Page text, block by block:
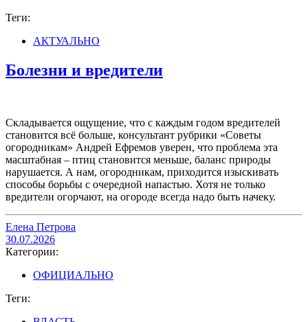
Теги:
АКТУАЛЬНО
Болезни и вредители
Складывается ощущение, что с каждым годом вредителей
становится всё больше, консультант рубрики «Советы
огородникам» Андрей Ефремов уверен, что проблема эта
масштабная – птиц становится меньше, баланс природы
нарушается. А нам, огородникам, приходится изыскивать
способы борьбы с очередной напастью. Хотя не только
вредители огорчают, на огороде всегда надо быть начеку.
Елена Петрова
30.07.2026
Категории:
ОФИЦИАЛЬНО
Теги: